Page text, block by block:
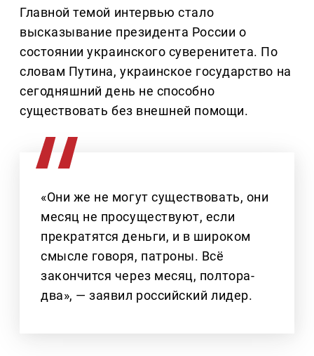
Главной темой интервью стало
высказывание президента России о
состоянии украинского суверенитета. По
словам Путина, украинское государство на
сегодняшний день не способно
существовать без внешней помощи.
«Они же не могут существовать, они
месяц не просуществуют, если
прекратятся деньги, и в широком
смысле говоря, патроны. Всё
закончится через месяц, полтора-
два», — заявил российский лидер.